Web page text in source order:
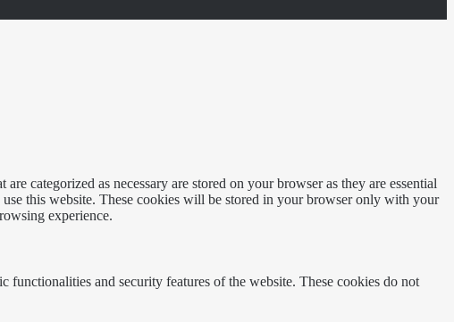
categorized as necessary are stored on your browser as they are essential
this website. These cookies will be stored in your browser only with your
experience.
functionalities and security features of the website. These cookies do not